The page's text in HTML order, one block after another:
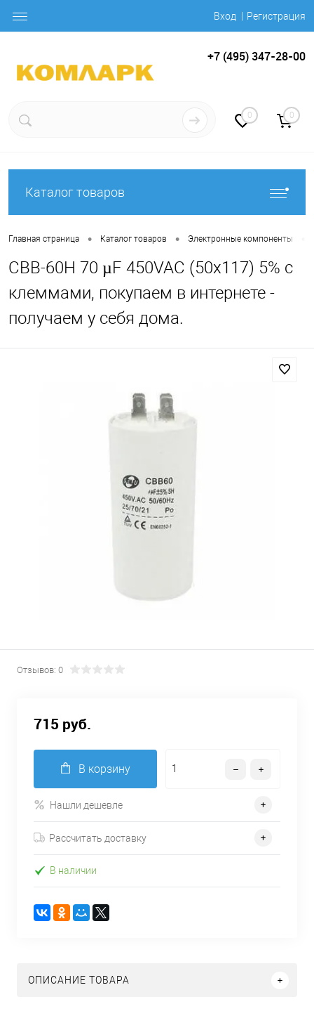
Вход Регистрация
+7 (495) 347-28-00
0 0
Каталог товаров
Главная страница • Каталог товаров • Электронные компоненты
CBB-60H 70 µF 450VAC (50x117) 5% с
клеммами, покупаем в интернете -
получаем у себя дома.
Отзывов: 0
715 руб.
В корзину
Нашли дешевле
Рассчитать доставку
В наличии
ОПИСАНИЕ ТОВАРА